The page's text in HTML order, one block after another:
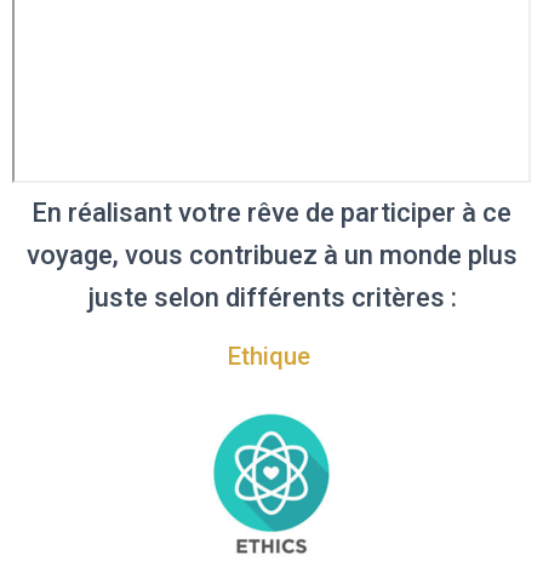
En réalisant votre rêve de participer à ce
voyage, vous contribuez à un monde plus
juste selon différents critères :
Ethique